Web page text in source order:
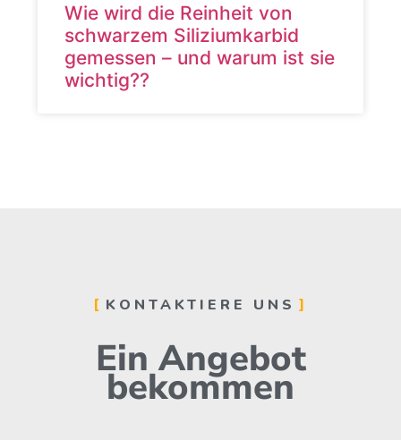
Wie wird die Reinheit von
schwarzem Siliziumkarbid
gemessen – und warum ist sie
wichtig??
KONTAKTIERE UNS
Ein Angebot
bekommen